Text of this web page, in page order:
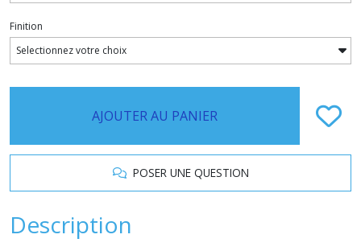
Finition
AJOUTER AU PANIER
POSER UNE QUESTION
Description